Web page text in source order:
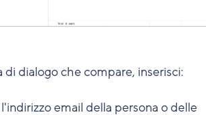
di dialogo che compare, inserisci:
email della persona o delle